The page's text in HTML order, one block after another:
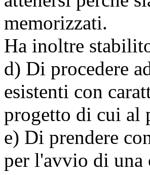
memorizzati.
Ha inoltre
d) Di procedere
esistenti con
progetto di cui al
e) Di prendere
per l'avvio di una